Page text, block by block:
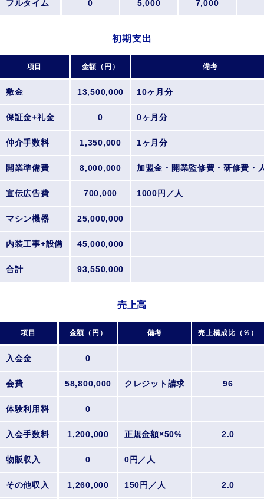
フルタイム 0 5,000 7,000
初期支出
項目 金額（円） 備考
敷金 13,500,000 10ヶ月分
保証金+礼金 0 0ヶ月分
仲介手数料 1,350,000 1ヶ月分
開業準備費 8,000,000 加盟金・開業監修費・研修費・
宣伝広告費 700,000 1000円／人
マシン機器 25,000,000
内装工事+設備 45,000,000
合計 93,550,000
売上高
項目 金額（円） 備考 売上構成比（％）
入会金 0
会費 58,800,000 クレジット請求 96
体験利用料 0
入会手数料 1,200,000 正規金額×50% 2.0
物販収入 0 0円／人
その他収入 1,260,000 150円／人 2.0